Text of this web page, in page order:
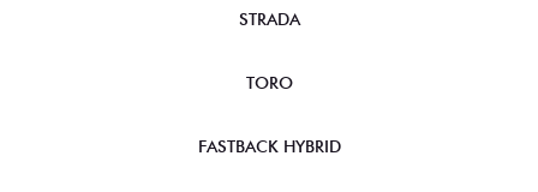
STRADA
TORO
FASTBACK HYBRID